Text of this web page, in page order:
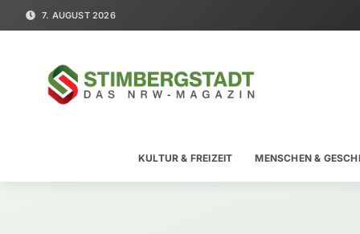
7. AUGUST 2026
KULTUR & FREIZEIT MENSCHEN &